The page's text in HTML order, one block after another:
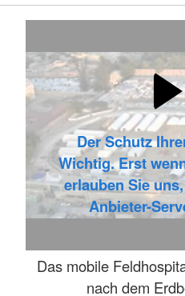
Der Schutz
Wichtig. Erst
erlauben Sie
Anbieter-
Das mobile
nach dem